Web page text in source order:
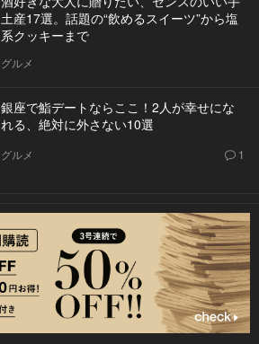
土産17選。話題の“飲めるスイーツ”から塩
系クッキーまで
グルメ
銀座で鮨デートならここ！2人が幸せにな
れる、絶対に外さない10選
グルメ 1